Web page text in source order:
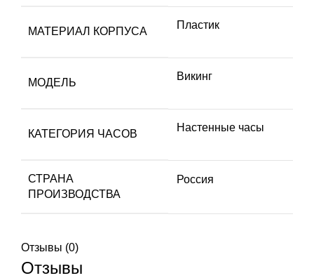
МАТЕРИАЛ КОРПУСА
Пластик
МОДЕЛЬ
Викинг
КАТЕГОРИЯ ЧАСОВ
Настенные часы
СТРАНА
ПРОИЗВОДСТВА
Россия
Отзывы (0)
Отзывы